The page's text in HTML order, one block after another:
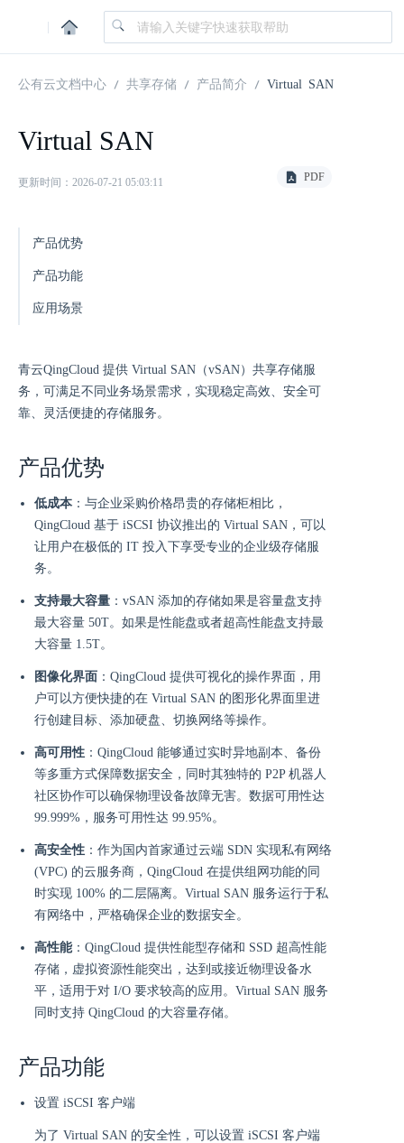
|
公有云文档中心 共享存储 产品简介 Virtual SAN
Virtual SAN
更新时间：2026-07-21 05:03:11 PDF
产品优势
产品功能
应用场景
青云QingCloud 提供 Virtual SAN（vSAN）共享存储服
务，可满足不同业务场景需求，实现稳定高效、安全可
靠、灵活便捷的存储服务。
产品优势
低成本 ：与企业采购价格昂贵的存储柜相比，
QingCloud 基于 iSCSI 协议推出的 Virtual SAN，可以
让用户在极低的 IT 投入下享受专业的企业级存储服
务。
支持最大容量 ：vSAN 添加的存储如果是容量盘支持
最大容量 50T。如果是性能盘或者超高性能盘支持最
大容量 1.5T。
图像化界面 ：QingCloud 提供可视化的操作界面，用
户可以方便快捷的在 Virtual SAN 的图形化界面里进
行创建目标、添加硬盘、切换网络等操作。
高可用性 ：QingCloud 能够通过实时异地副本、备份
等多重方式保障数据安全，同时其独特的 P2P 机器人
社区协作可以确保物理设备故障无害。数据可用性达
99.999%，服务可用性达 99.95%。
高安全性 ：作为国内首家通过云端 SDN 实现私有网络
(VPC) 的云服务商，QingCloud 在提供组网功能的同
时实现 100% 的二层隔离。Virtual SAN 服务运行于私
有网络中，严格确保企业的数据安全。
高性能：QingCloud 提供性能型存储和 SSD 超高性能
存储，虚拟资源性能突出，达到或接近物理设备水
平，适用于对 I/O 要求较高的应用。Virtual SAN 服务
同时支持 QingCloud 的大容量存储。
产品功能
设置 iSCSI 客户端
为了 Virtual SAN 的安全性，可以设置 iSCSI 客户端